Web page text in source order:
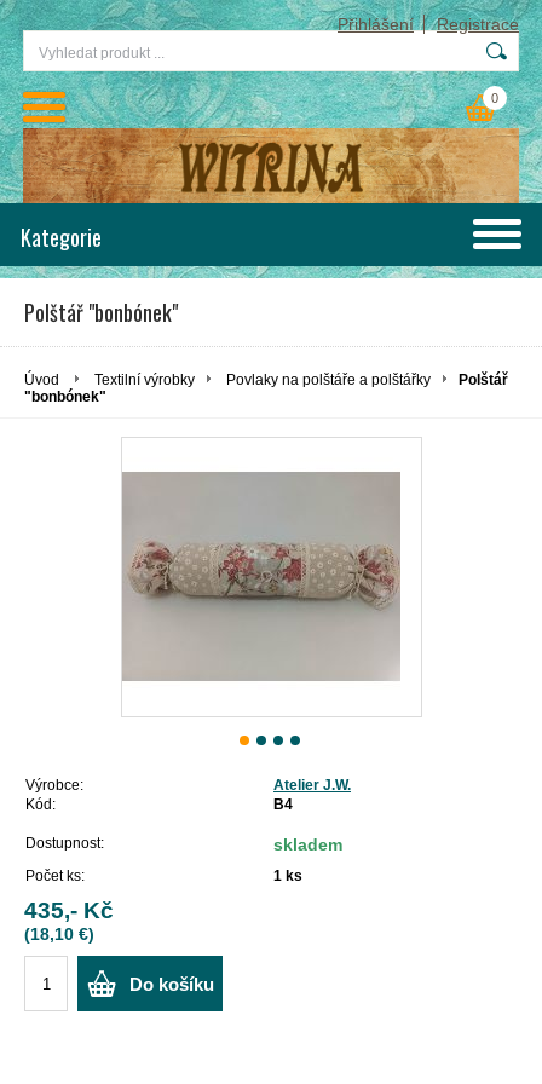
Přihlášení Registrace
0
Kategorie
Polštář "bonbónek"
Úvod Textilní výrobky Povlaky na polštáře a polštářky
Polštář
"bonbónek"
Výrobce:
Atelier J.W.
Kód:
B4
Dostupnost: skladem
Počet ks: 1 ks
435,- Kč
(18,10 €)
Do košíku